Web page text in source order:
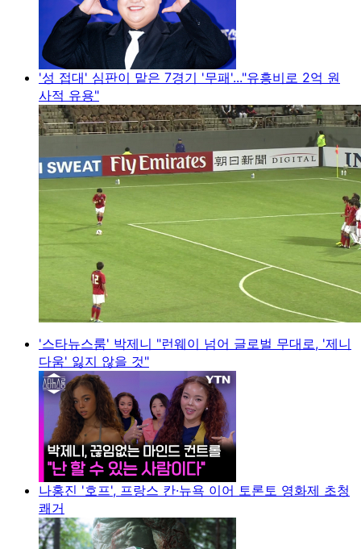
'성 접대' 심판이 맡은 7경기 '무패'..."유흥비로 2억 원
사적 유용"
'스타뉴스룸' 박제니 "런웨이 넘어 글로벌 무대로, '제니
다움' 잃지 않을 것"
나홍진 '호프', 프랑스 칸·뉴욕 이어 토론토 영화제 초청
쾌거